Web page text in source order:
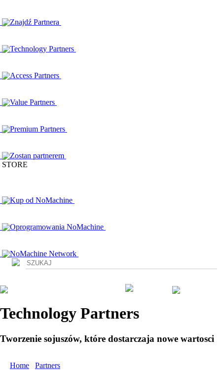
Znajdź Partnera
Technology Partners
Access Partners
Value Partners
Premium Partners
Zostan partnerem
STORE
Kup od NoMachine
Oprogramowania NoMachine
NoMachine Network
Technology Partners
Tworzenie sojuszów, które dostarczaja nowe wartosci
Home Partners